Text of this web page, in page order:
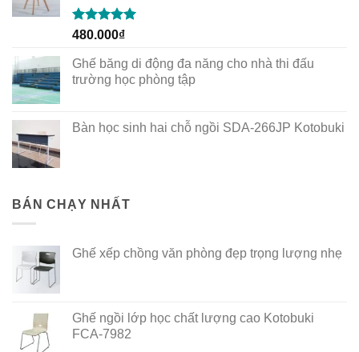
Rated5.00
480.000₫
Ghế băng di động đa năng cho nhà thi đấu
trường học phòng tập
Bàn học sinh hai chỗ ngồi SDA-266JP Kotobuki
BÁN CHẠY NHẤT
Ghế xếp chồng văn phòng đẹp trọng lượng nhẹ
Ghế ngồi lớp học chất lượng cao Kotobuki
FCA-7982